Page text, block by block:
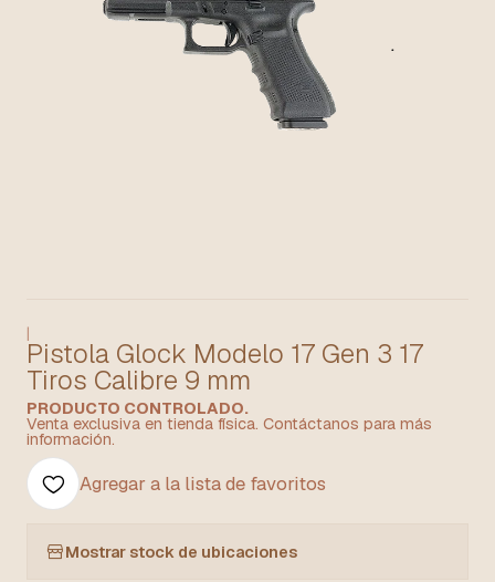
|
Pistola Glock Modelo 17 Gen 3 17
Tiros Calibre 9 mm
PRODUCTO CONTROLADO.
Venta exclusiva en tienda física. Contáctanos para más
información.
Agregar a la lista de favoritos
Mostrar stock de ubicaciones